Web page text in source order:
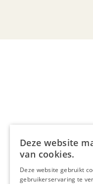
Deze website
van cookies.
Deze website gebruikt
gebruikerservaring te